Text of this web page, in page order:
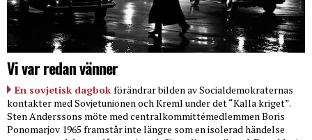
Vi var redan vänner
En sovjetisk dagbok förändrar bilden av Socialdemokraternas
kontakter med Sovjetunionen och Kreml under det “Kalla kriget”.
Sten Anderssons möte med centralkommittémedlemmen Boris
Ponomarjov 1965 framstår inte längre som en isolerad händelse